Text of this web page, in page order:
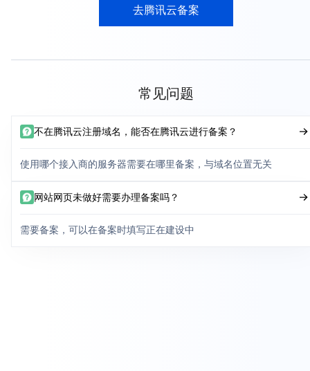
去腾讯云备案
常见问题
不在腾讯云注册域名，能否在腾讯云进行备案？
使用哪个接入商的服务器需要在哪里备案，与域名位置无关
网站网页未做好需要办理备案吗？
需要备案，可以在备案时填写正在建设中